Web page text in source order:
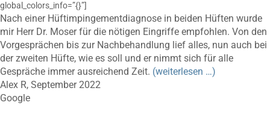
global_colors_info=”{}”]
Nach einer Hüftimpingementdiagnose in beiden Hüften wurde
mir Herr Dr. Moser für die nötigen Eingriffe empfohlen. Von den
Vorgesprächen bis zur Nachbehandlung lief alles, nun auch bei
der zweiten Hüfte, wie es soll und er nimmt sich für alle
Gespräche immer ausreichend Zeit. (weiterlesen …)
Alex R, September 2022
Google